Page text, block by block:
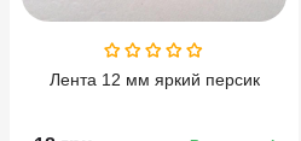
Лента 12 мм яркий персик